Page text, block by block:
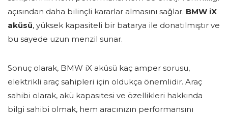
açısından daha bilinçli kararlar almasını sağlar. BMW iX
aküsü, yüksek kapasiteli bir batarya ile donatılmıştır ve
bu sayede uzun menzil sunar.
Sonuç olarak, BMW iX aküsü kaç amper sorusu,
elektrikli araç sahipleri için oldukça önemlidir. Araç
sahibi olarak, akü kapasitesi ve özellikleri hakkında
bilgi sahibi olmak, hem aracınızın performansını